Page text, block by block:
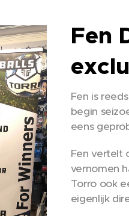
Fen
Fen is
begin
eens
Fen vertelt
vernomen
Torro ook
eigenlijk